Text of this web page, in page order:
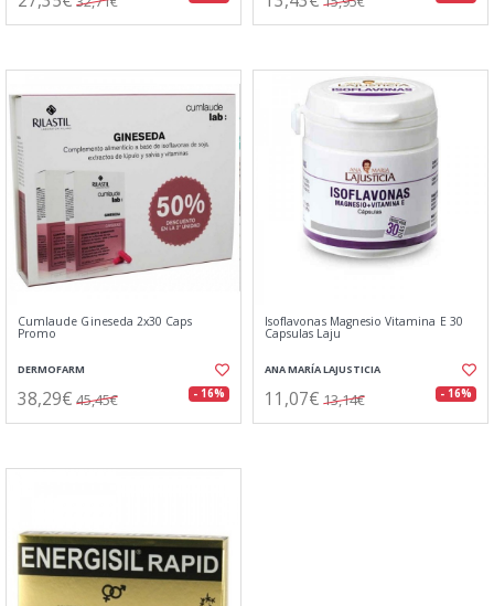
Cumlaude Gineseda 2x30 Caps
Promo
DERMOFARM
38,29€ 45,45€ - 16%
Isoflavonas Magnesio Vitamina E 30
Capsulas Laju
ANA MARÍA LAJUSTICIA
11,07€ 13,14€ - 16%